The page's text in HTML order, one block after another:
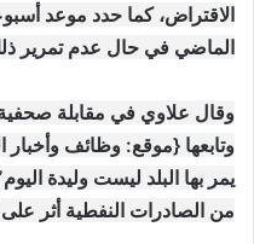
الاقتراض، كما حدد موعد
الماضي في حال عدم تمرير
وقال علاوي في مقابلة صحفية
وتابعها {موقع: وظائف وأخبار
يمر بها البلد ليست وليدة
من الصادرات النفطية أثر على